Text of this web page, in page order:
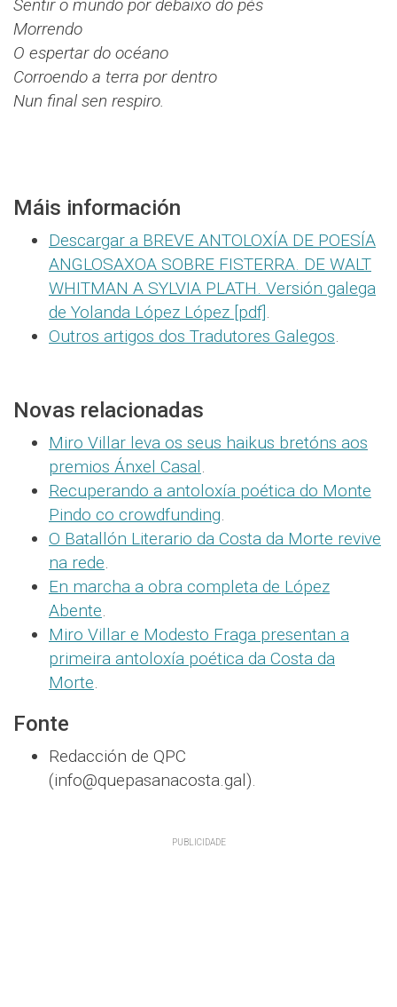
Sentir o mundo por debaixo do pés
Morrendo
O espertar do océano
Corroendo a terra por dentro
Nun final sen respiro.
Máis información
Descargar a BREVE ANTOLOXÍA DE POESÍA
ANGLOSAXOA SOBRE FISTERRA. DE WALT
WHITMAN A SYLVIA PLATH. Versión galega
de Yolanda López López [pdf].
Outros artigos dos Tradutores Galegos.
Novas relacionadas
Miro Villar leva os seus haikus bretóns aos
premios Ánxel Casal.
Recuperando a antoloxía poética do Monte
Pindo co crowdfunding.
O Batallón Literario da Costa da Morte revive
na rede.
En marcha a obra completa de López
Abente.
Miro Villar e Modesto Fraga presentan a
primeira antoloxía poética da Costa da
Morte.
Fonte
Redacción de QPC
(info@quepasanacosta.gal).